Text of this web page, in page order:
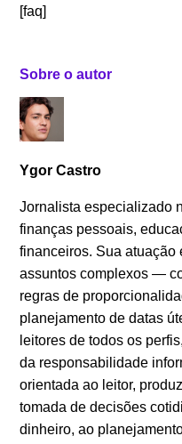
[faq]
Sobre o autor
Ygor Castro
Jornalista especializado
finanças pessoais,
financeiros. Sua atuação
assuntos complexos —
regras de
planejamento de datas
leitores de todos os
da responsabilidade
orientada ao leitor,
tomada de decisões
dinheiro, ao